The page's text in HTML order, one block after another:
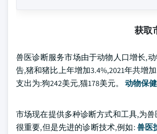
获取
兽医诊断服务市场由于动物人口增长,
告,猪和猪比上年增加3.4%,2021年共增
支出为:狗242美元,猫178美元。 动物保健
市场现在提供多种诊断方式和工具,为
很重要,但是先进的诊断技术,例如:兽医